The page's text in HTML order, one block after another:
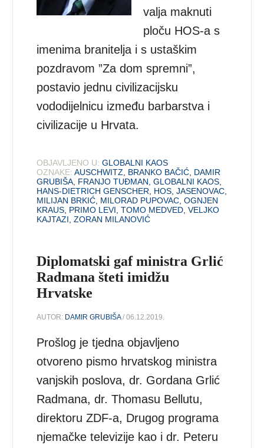
valja maknuti
ploču HOS-a s
imenima branitelja i s ustaškim
pozdravom ”Za dom spremni”,
postavio jednu civilizacijsku
vododijelnicu između barbarstva i
civilizacije u Hrvata.
OBJAVLJENO U: GLOBALNI KAOS
OZNAKE: AUSCHWITZ BRANKO BAČIĆ DAMIR
GRUBIŠA FRANJO TUĐMAN ,GLOBALNI KAOS
HANS-DIETRICH GENSCHER
HOS ,JASENOVAC
MILIJAN BRKIĆ MILORAD PUPOVAC ,OGNJEN
KRAUS PRIMO LEVI ,TOMO MEDVED ,VELJKO
KAJTAZI ,ZORAN MILANOVIĆ
Diplomatski gaf ministra Grlić
Radmana šteti imidžu
Hrvatske
AUTOR: DAMIR GRUBIŠA/ 06.12.2019.
Prošlog je tjedna objavljeno
otvoreno pismo hrvatskog ministra
vanjskih poslova, dr. Gordana Grlić
Radmana, dr. Thomasu Bellutu,
direktoru ZDF-a, Drugog programa
njemačke televizije kao i dr. Peteru